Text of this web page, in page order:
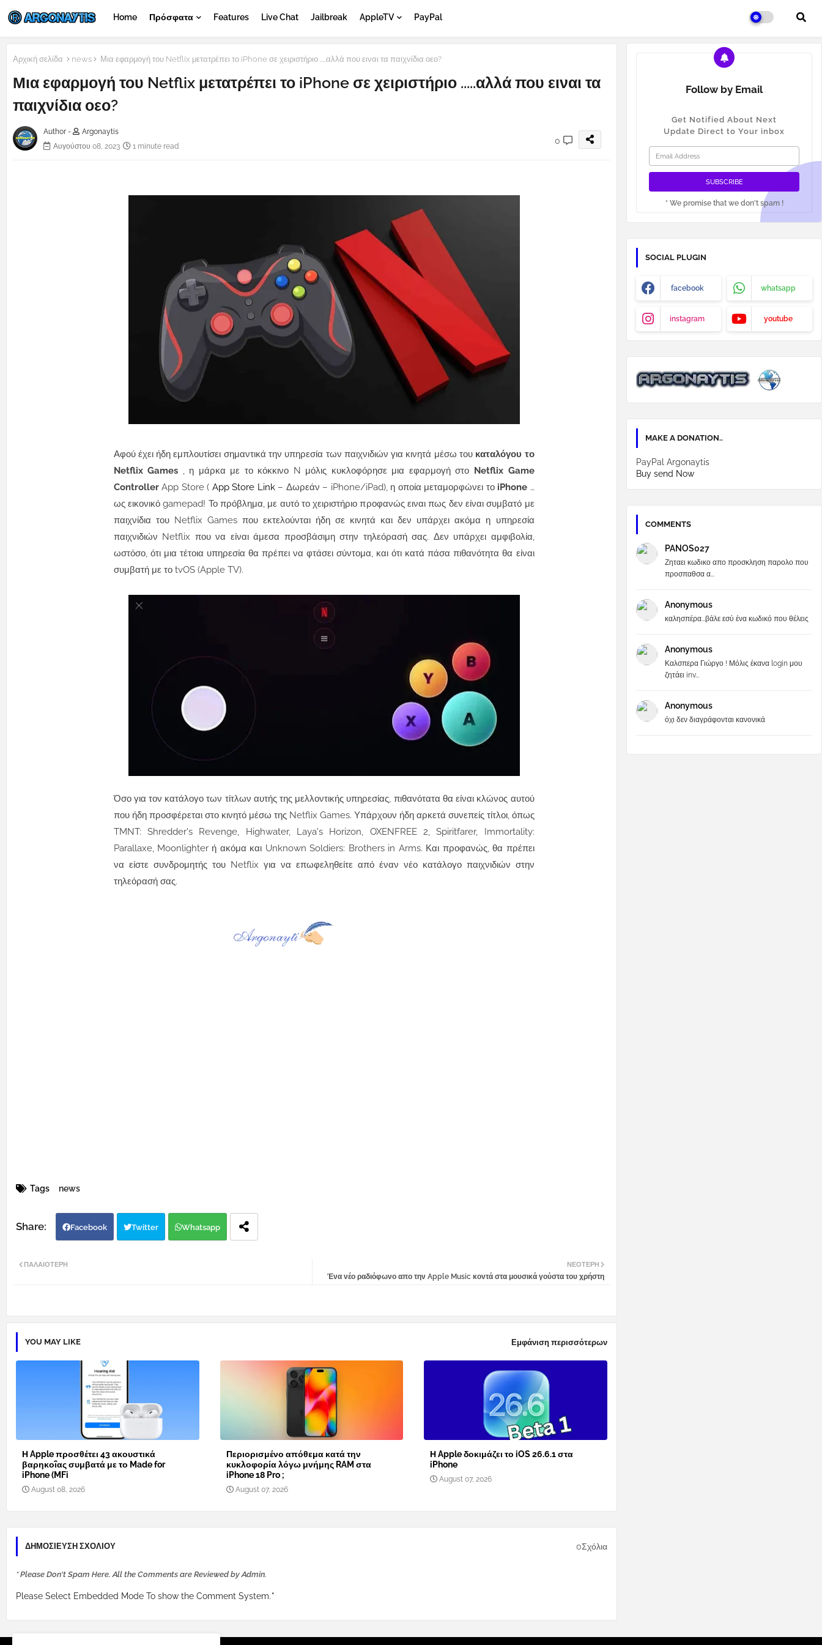
Home Πρόσφατα Features Live Chat Jailbreak AppleTV PayPal
Αρχική σελίδα news Μια εφαρμογή του Netflix μετατρέπει το iPhone σε χειριστήριο .....αλλά που ειναι τα παιχνίδια οεο?
Μια εφαρμογή του Netflix μετατρέπει το iPhone σε χειριστήριο .....αλλά που ειναι τα
παιχνίδια οεο?
Author -
Argonaytis
Αυγούστου 08, 2023
1 minute read
0
Αφού έχει ήδη εμπλουτίσει σημαντικά την υπηρεσία των παιχνιδιών για κινητά μέσω του καταλόγου το
Netflix Games , η μάρκα με το κόκκινο N μόλις κυκλοφόρησε μια εφαρμογή στο Netflix Game
Controller App Store ( App Store Link – Δωρεάν – iPhone/iPad), η οποία μεταμορφώνει το iPhone …
ως εικονικό gamepad! Το πρόβλημα, με αυτό το χειριστήριο προφανώς ειναι πως δεν είναι συμβατό με
παιχνίδια του Netflix Games που εκτελούνται ήδη σε κινητά και δεν υπάρχει ακόμα η υπηρεσία
παιχνιδιών Netflix που να είναι άμεσα προσβάσιμη στην τηλεόρασή σας. Δεν υπάρχει αμφιβολία,
ωστόσο, ότι μια τέτοια υπηρεσία θα πρέπει να φτάσει σύντομα, και ότι κατά πάσα πιθανότητα θα είναι
συμβατή με το tvOS (Apple TV).
Όσο για τον κατάλογο των τίτλων αυτής της μελλοντικής υπηρεσίας, πιθανότατα θα είναι κλώνος αυτού
που ήδη προσφέρεται στο κινητό μέσω της Netflix Games. Υπάρχουν ήδη αρκετά συνεπείς τίτλοι, όπως
TMNT: Shredder's Revenge, Highwater, Laya's Horizon, OXENFREE 2, Spiritfarer, Immortality:
Parallaxe, Moonlighter ή ακόμα και Unknown Soldiers: Brothers in Arms. Και προφανώς, θα πρέπει
να είστε συνδρομητής του Netflix για να επωφεληθείτε από έναν νέο κατάλογο παιχνιδιών στην
τηλεόρασή σας.
Tags news
Facebook Twitter Whatsapp
ΝΕΌΤΕΡΗ
Ένα νέο ραδιόφωνο απο την Apple Music κοντά στα μουσικά γούστα του χρήστη
ΠΑΛΑΙΌΤΕΡΗ
YOU MAY LIKE Εμφάνιση περισσότερων
Η Apple προσθέτει 43 ακουστικά
βαρηκοΐας συμβατά με το Made for
iPhone (MFi
August 08, 2026
Περιορισμένο απόθεμα κατά την
κυκλοφορία λόγω μνήμης RAM στα
iPhone 18 Pro ;
August 07, 2026
Η Apple δοκιμάζει το iOS 26.6.1 στα
iPhone
August 07, 2026
ΔΗΜΟΣΊΕΥΣΗ ΣΧΟΛΊΟΥ 0Σχόλια
* Please Don't Spam Here. All the Comments are Reviewed by Admin.
Please Select Embedded Mode To show the Comment System.*
Follow by Email
Get Notified About Next
Update Direct to Your inbox
* We promise that we don't spam !
SOCIAL PLUGIN
facebook whatsapp
instagram youtube
MAKE A DONATION..
PayPal Argonaytis
Buy send Now
COMMENTS
PANOS027
Ζηταει κωδικο απο προσκληση παρολο που
προσπαθσα α...
Anonymous
καλησπέρα...βάλε εσύ ένα κωδικό που θέλεις
Anonymous
Καλσπερα Γιώργο ! Μόλις έκανα login μου
ζητάει inv...
Anonymous
όχι δεν διαγράφονται κανονικά